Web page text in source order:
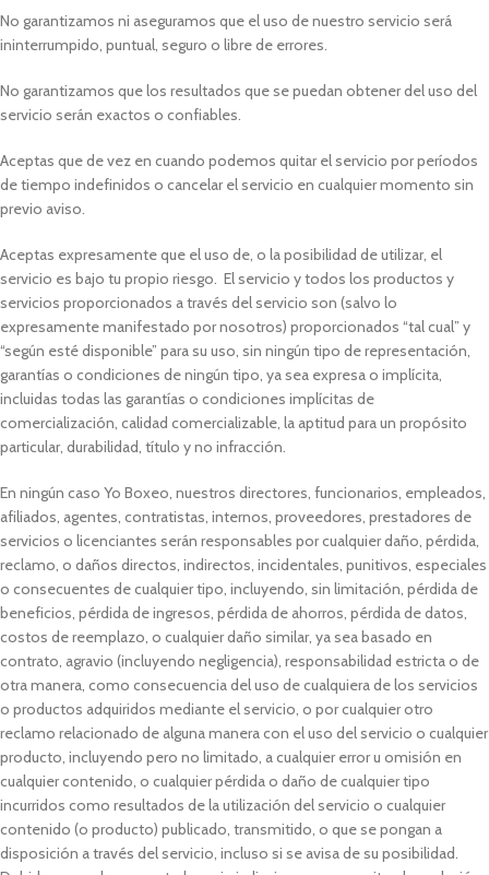
No garantizamos ni aseguramos que el uso de nuestro servicio será
ininterrumpido, puntual, seguro o libre de errores.
No garantizamos que los resultados que se puedan obtener del uso del
servicio serán exactos o confiables.
Aceptas que de vez en cuando podemos quitar el servicio por períodos
de tiempo indefinidos o cancelar el servicio en cualquier momento sin
previo aviso.
Aceptas expresamente que el uso de, o la posibilidad de utilizar, el
servicio es bajo tu propio riesgo. El servicio y todos los productos y
servicios proporcionados a través del servicio son (salvo lo
expresamente manifestado por nosotros) proporcionados “tal cual” y
“según esté disponible” para su uso, sin ningún tipo de representación,
garantías o condiciones de ningún tipo, ya sea expresa o implícita,
incluidas todas las garantías o condiciones implícitas de
comercialización, calidad comercializable, la aptitud para un propósito
particular, durabilidad, título y no infracción.
En ningún caso Yo Boxeo, nuestros directores, funcionarios, empleados,
afiliados, agentes, contratistas, internos, proveedores, prestadores de
servicios o licenciantes serán responsables por cualquier daño, pérdida,
reclamo, o daños directos, indirectos, incidentales, punitivos, especiales
o consecuentes de cualquier tipo, incluyendo, sin limitación, pérdida de
beneficios, pérdida de ingresos, pérdida de ahorros, pérdida de datos,
costos de reemplazo, o cualquier daño similar, ya sea basado en
contrato, agravio (incluyendo negligencia), responsabilidad estricta o de
otra manera, como consecuencia del uso de cualquiera de los servicios
o productos adquiridos mediante el servicio, o por cualquier otro
reclamo relacionado de alguna manera con el uso del servicio o cualquier
producto, incluyendo pero no limitado, a cualquier error u omisión en
cualquier contenido, o cualquier pérdida o daño de cualquier tipo
incurridos como resultados de la utilización del servicio o cualquier
contenido (o producto) publicado, transmitido, o que se pongan a
disposición a través del servicio, incluso si se avisa de su posibilidad.